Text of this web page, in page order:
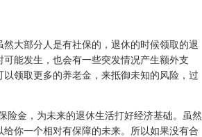
大部分人是有社保的，退休的时候领取的退
能发生，也会有一些突发情况产生额外支
领取更多的养老金，来抵御未知的风险，过
金，为未来的退休生活打好经济基础。虽然
你一个相对有保障的未来。所以如果没有合